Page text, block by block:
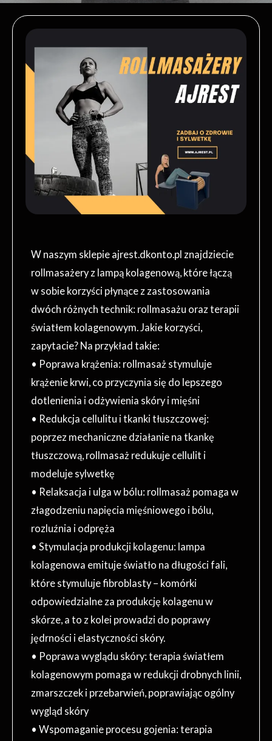
W naszym sklepie ajrest.dkonto.pl znajdziecie
rollmasażery z lampą kolagenową, które łączą
w sobie korzyści płynące z zastosowania
dwóch różnych technik: rollmasażu oraz terapii
światłem kolagenowym. Jakie korzyści,
zapytacie? Na przykład takie:
• Poprawa krążenia: rollmasaż stymuluje
krążenie krwi, co przyczynia się do lepszego
dotlenienia i odżywienia skóry i mięśni
• Redukcja cellulitu i tkanki tłuszczowej:
poprzez mechaniczne działanie na tkankę
tłuszczową, rollmasaż redukuje cellulit i
modeluje sylwetkę
• Relaksacja i ulga w bólu: rollmasaż pomaga w
złagodzeniu napięcia mięśniowego i bólu,
rozluźnia i odpręża
• Stymulacja produkcji kolagenu: lampa
kolagenowa emituje światło na długości fali,
które stymuluje fibroblasty – komórki
odpowiedzialne za produkcję kolagenu w
skórze, a to z kolei prowadzi do poprawy
jędrności i elastyczności skóry.
• Poprawa wyglądu skóry: terapia światłem
kolagenowym pomaga w redukcji drobnych linii,
zmarszczek i przebarwień, poprawiając ogólny
wygląd skóry
• Wspomaganie procesu gojenia: terapia